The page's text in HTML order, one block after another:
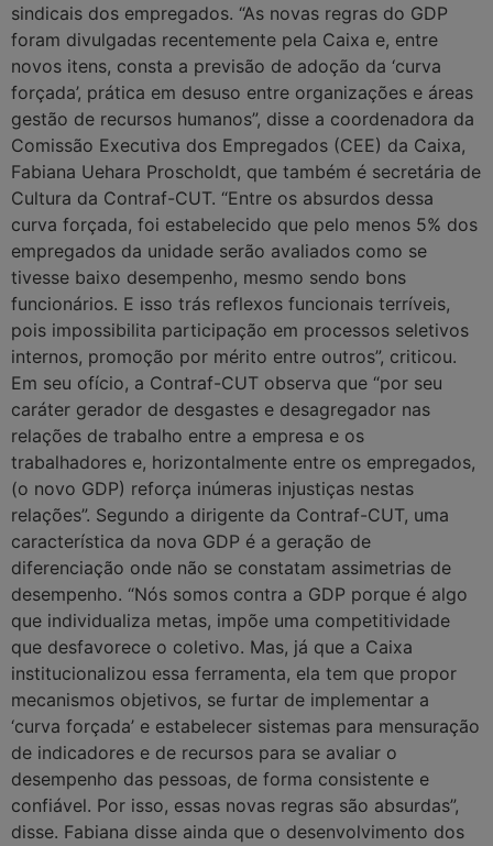
sindicais dos empregados. “As novas regras do GDP
foram divulgadas recentemente pela Caixa e, entre
novos itens, consta a previsão de adoção da ‘curva
forçada’, prática em desuso entre organizações e áreas
gestão de recursos humanos”, disse a coordenadora da
Comissão Executiva dos Empregados (CEE) da Caixa,
Fabiana Uehara Proscholdt, que também é secretária de
Cultura da Contraf-CUT. “Entre os absurdos dessa
curva forçada, foi estabelecido que pelo menos 5% dos
empregados da unidade serão avaliados como se
tivesse baixo desempenho, mesmo sendo bons
funcionários. E isso trás reflexos funcionais terríveis,
pois impossibilita participação em processos seletivos
internos, promoção por mérito entre outros”, criticou.
Em seu ofício, a Contraf-CUT observa que “por seu
caráter gerador de desgastes e desagregador nas
relações de trabalho entre a empresa e os
trabalhadores e, horizontalmente entre os empregados,
(o novo GDP) reforça inúmeras injustiças nestas
relações”. Segundo a dirigente da Contraf-CUT, uma
característica da nova GDP é a geração de
diferenciação onde não se constatam assimetrias de
desempenho. “Nós somos contra a GDP porque é algo
que individualiza metas, impõe uma competitividade
que desfavorece o coletivo. Mas, já que a Caixa
institucionalizou essa ferramenta, ela tem que propor
mecanismos objetivos, se furtar de implementar a
‘curva forçada’ e estabelecer sistemas para mensuração
de indicadores e de recursos para se avaliar o
desempenho das pessoas, de forma consistente e
confiável. Por isso, essas novas regras são absurdas”,
disse. Fabiana disse ainda que o desenvolvimento dos